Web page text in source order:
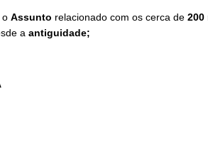
o Assunto relacionado com os cerca de 200
a antiguidade;